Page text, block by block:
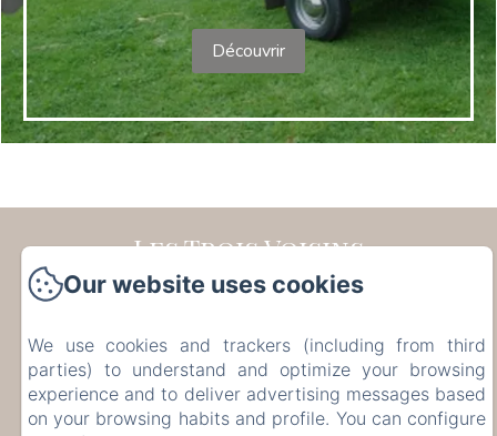
Découvrir
Les Trois Voisins
17 Rue de Bohée, Bourseigne-Vieille, 5575, België
+32 61 51 33 80
+32 476 75 34 77
Our website uses cookies
We use cookies and trackers (including from third
parties) to understand and optimize your browsing
experience and to deliver advertising messages based
on your browsing habits and profile. You can configure